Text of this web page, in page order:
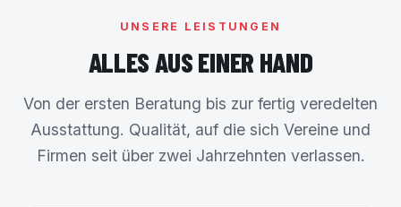
UNSERE LEISTUNGEN
ALLES AUS EINER HAND
Von der ersten Beratung bis zur fertig veredelten
Ausstattung. Qualität, auf die sich Vereine und
Firmen seit über zwei Jahrzehnten verlassen.